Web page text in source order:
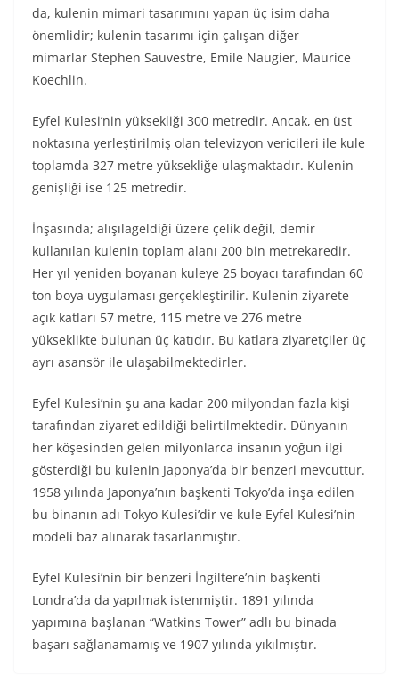
da, kulenin mimari tasarımını yapan üç isim daha
önemlidir; kulenin tasarımı için çalışan diğer
mimarlar Stephen Sauvestre, Emile Naugier, Maurice
Koechlin.
Eyfel Kulesi’nin yüksekliği 300 metredir. Ancak, en üst
noktasına yerleştirilmiş olan televizyon vericileri ile kule
toplamda 327 metre yüksekliğe ulaşmaktadır. Kulenin
genişliği ise 125 metredir.
İnşasında; alışılageldiği üzere çelik değil, demir
kullanılan kulenin toplam alanı 200 bin metrekaredir.
Her yıl yeniden boyanan kuleye 25 boyacı tarafından 60
ton boya uygulaması gerçekleştirilir. Kulenin ziyarete
açık katları 57 metre, 115 metre ve 276 metre
yükseklikte bulunan üç katıdır. Bu katlara ziyaretçiler üç
ayrı asansör ile ulaşabilmektedirler.
Eyfel Kulesi’nin şu ana kadar 200 milyondan fazla kişi
tarafından ziyaret edildiği belirtilmektedir. Dünyanın
her köşesinden gelen milyonlarca insanın yoğun ilgi
gösterdiği bu kulenin Japonya’da bir benzeri mevcuttur.
1958 yılında Japonya’nın başkenti Tokyo’da inşa edilen
bu binanın adı Tokyo Kulesi’dir ve kule Eyfel Kulesi’nin
modeli baz alınarak tasarlanmıştır.
Eyfel Kulesi’nin bir benzeri İngiltere’nin başkenti
Londra’da da yapılmak istenmiştir. 1891 yılında
yapımına başlanan “Watkins Tower” adlı bu binada
başarı sağlanamamış ve 1907 yılında yıkılmıştır.